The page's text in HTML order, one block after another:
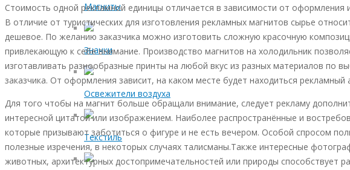
Магниты
Значки
Освежители воздуха
Текстиль
Стоимость одной рекламной единицы отличается в зависимости от оформления
В отличие от туристических для изготовления рекламных магнитов сырье
дешевое. По желанию заказчика можно изготовить сложную красочную
привлекающую к себе внимание. Производство магнитов на холодильник
изготавливать разнообразные принты на любой вкус из разных материалов по
заказчика. От оформления зависит, на каком месте будет находиться рекламный
Для того чтобы на магнит больше обращали внимание, следует рекламу
интересной цитатой или изображением. Наиболее распространённые и
которые призывают заботиться о фигуре и не есть вечером. Особой спросом
полезные изречения, в некоторых случаях талисманы.Также интересные
животных, архитектурных достопримечательностей или природы способствует